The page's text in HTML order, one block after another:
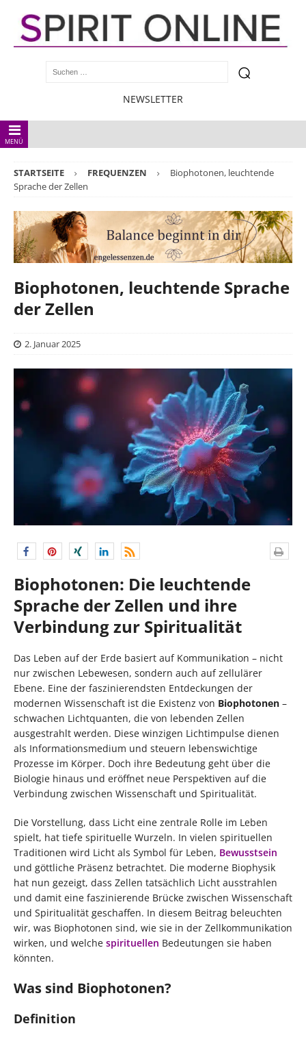
NEWSLETTER
MENÜ
STARTSEITE FREQUENZEN
Biophotonen, leuchtende
Sprache der Zellen
Biophotonen, leuchtende Sprache
der Zellen
2. Januar 2025
Biophotonen: Die leuchtende
Sprache der Zellen und ihre
Verbindung zur Spiritualität
Das Leben auf der Erde basiert auf Kommunikation – nicht
nur zwischen Lebewesen, sondern auch auf zellulärer
Ebene. Eine der faszinierendsten Entdeckungen der
modernen Wissenschaft ist die Existenz von Biophotonen –
schwachen Lichtquanten, die von lebenden Zellen
ausgestrahlt werden. Diese winzigen Lichtimpulse dienen
als Informationsmedium und steuern lebenswichtige
Prozesse im Körper. Doch ihre Bedeutung geht über die
Biologie hinaus und eröffnet neue Perspektiven auf die
Verbindung zwischen Wissenschaft und Spiritualität.
Die Vorstellung, dass Licht eine zentrale Rolle im Leben
spielt, hat tiefe spirituelle Wurzeln. In vielen spirituellen
Traditionen wird Licht als Symbol für Leben, Bewusstsein
und göttliche Präsenz betrachtet. Die moderne Biophysik
hat nun gezeigt, dass Zellen tatsächlich Licht ausstrahlen
und damit eine faszinierende Brücke zwischen Wissenschaft
und Spiritualität geschaffen. In diesem Beitrag beleuchten
wir, was Biophotonen sind, wie sie in der Zellkommunikation
wirken, und welche spirituellen Bedeutungen sie haben
könnten.
Was sind Biophotonen?
Definition